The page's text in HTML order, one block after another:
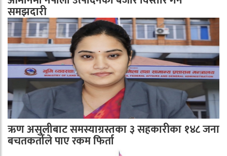
समझदारी
ऋण असुलीबाट समस्याग्रस्तका ३ सहकारीका १४८ जना
बचतकर्ताले पाए रकम फिर्ता